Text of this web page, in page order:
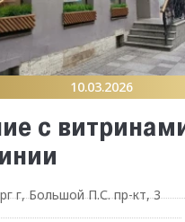
10.03.2026
с
г, Большой П.С. пр-кт, 3